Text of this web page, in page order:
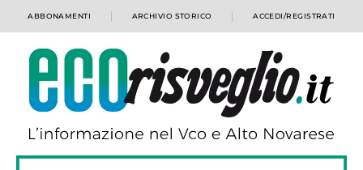
ABBONAMENTI ARCHIVIO STORICO ACCEDI/REGISTRATI